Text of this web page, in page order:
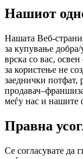
Нашиот
Нашата Веб-
за купување добра/
врска со вас,
за користење не
заеднички потфат,
меѓу нас и нашите
Правна
Се согласувате да